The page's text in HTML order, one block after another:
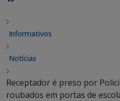
Informativos
Notícias
Receptador é preso por
roubados em portas de